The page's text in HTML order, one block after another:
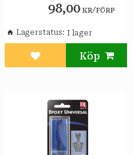
98,00 KR/FÖRP
Lägg till i favoriter
Lagerstatus